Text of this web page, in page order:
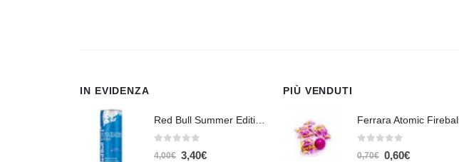
IN EVIDENZA
Red Bull Summer Edition Juneberry 250 ml
4,00€ 3,40€
PIÙ VENDUTI
0,70€ 0,60€